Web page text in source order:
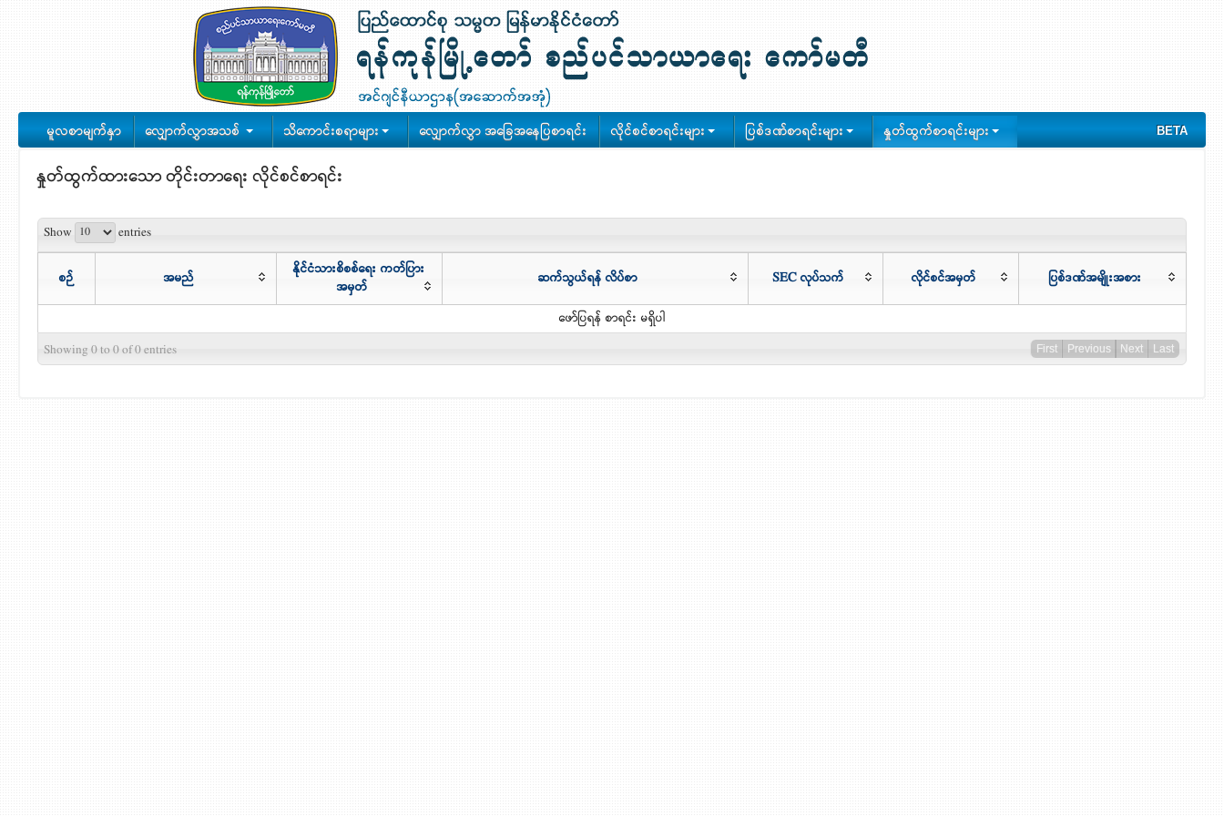
မူလစာမျက်နှာ လျှောက်လွှာအသစ် သိကောင်းစရာများ လျှောက်လွှာ အခြေအနေပြစာရင်း လိုင်စင်စာရင်းများ ပြစ်ဒဏ်စာရင်းများ နှုတ်ထွက်စာရင်းများ BETA
နှုတ်ထွက်ထားသော တိုင်းတာရေး လိုင်စင်စာရင်း
Show entries
စဉ် အမည်
နိုင်ငံသားစိစစ်ရေး ကတ်ပြား
အမှတ်
ဆက်သွယ်ရန် လိပ်စာ SEC လုပ်သက် လိုင်စင်အမှတ် ပြစ်ဒဏ်အမျိုးအစား
ဖော်ပြရန် စာရင်း မရှိပါ
Showing 0 to 0 of 0 entries First Previous Next Last